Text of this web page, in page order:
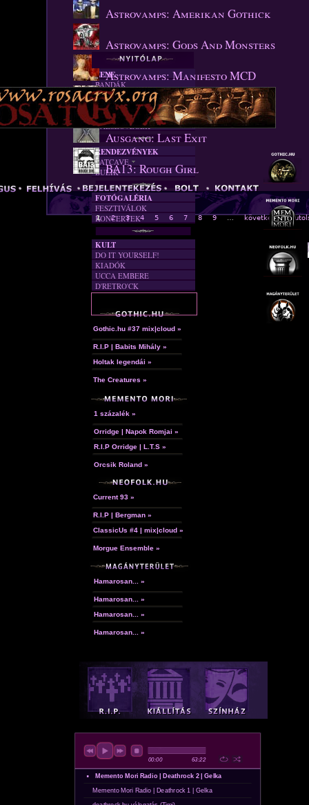
Astrovamps: Amerikan Gothick
Astrovamps: Gods And Monsters
Astrovamps: Manifesto MCD
Audra: Going To The Theatre
Ausgang: Last Exit
BA13: Rough Girl
Oldalak
1 2 3 4 5 6 7 8 9 … következő ›
ZENE
BANDÁK
DVD
INTERJÚK
FORDÍTÁSOK
DALSZÖVEGEK
RENDEZVÉNYEK
BATCAVE
AKTUÁLIS
A MÚLT
BULIK
FOTÓGALÉRIA
FESZTIVÁLOK
KONCERTEK
KULT
DO IT YOURSELF!
KIADÓK
UCCA EMBERE
D'RETRO'CK
Gothic.hu #37 mix|cloud »
R.I.P | Babits Mihály »
Holtak legendái »
The Creatures »
1 százalék »
Orridge | Napok Romjai »
R.I.P Orridge | L.T.S »
Orcsik Roland »
Current 93 »
R.I.P | Bergman »
ClassicUs #4 | mix|cloud »
Morgue Ensemble »
Hamarosan... »
Hamarosan... »
Hamarosan... »
Hamarosan... »